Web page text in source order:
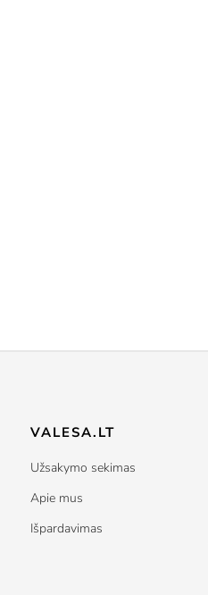
VALESA.LT
Užsakymo sekimas
Apie mus
Išpardavimas